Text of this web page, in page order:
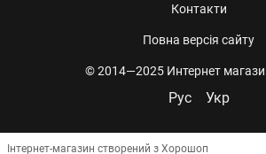
Контакти
Повна версія сайту
© 2014—2025 Интернет
Рус Укр
Інтернет-магазин створений з Хорошоп